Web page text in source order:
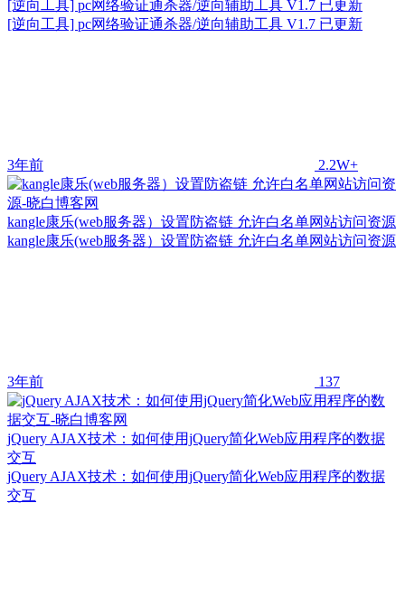
[逆向工具] pc网络验证通杀器/逆向辅助工具 V1.7 已更新
[逆向工具] pc网络验证通杀器/逆向辅助工具 V1.7 已更新
3年前 2.2W+
kangle康乐(web服务器）设置防盗链 允许白名单网站访问资源
kangle康乐(web服务器）设置防盗链 允许白名单网站访问资源
3年前 137
jQuery AJAX技术：如何使用jQuery简化Web应用程序的数据
交互
jQuery AJAX技术：如何使用jQuery简化Web应用程序的数据
交互